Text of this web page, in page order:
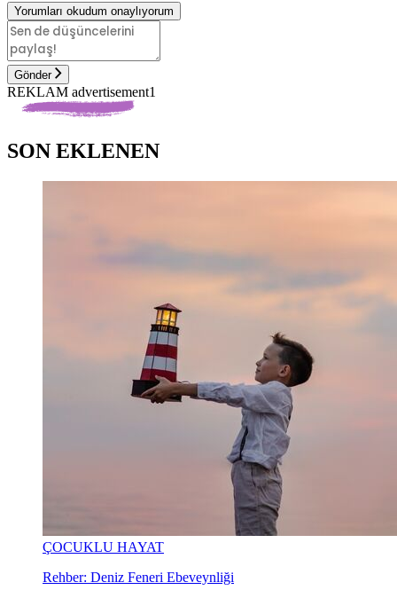
Yorumları okudum onaylıyorum
Gönder
REKLAM advertisement1
SON EKLENEN
ÇOCUKLU HAYAT
Rehber: Deniz Feneri Ebeveynliği